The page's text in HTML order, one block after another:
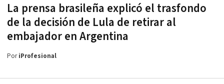
La prensa brasileña explicó el trasfondo
de la decisión de Lula de retirar al
embajador en Argentina
PoriProfesional